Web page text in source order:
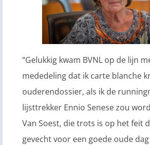
“Gelukkig kwam BVNL op de lijn
mededeling dat ik carte blanche
ouderendossier, als ik de
lijsttrekker Ennio Senese zou
Van Soest, die trots is op het feit
gevecht voor een goede oude